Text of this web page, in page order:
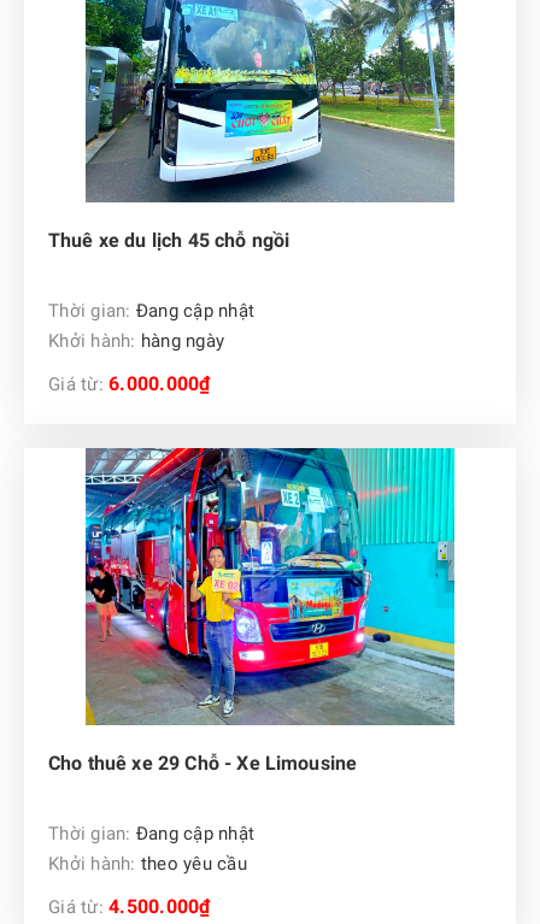
Thuê xe du lịch 45 chỗ ngồi
Thời gian: Đang cập nhật
Khởi hành: hàng ngày
Giá từ: 6.000.000₫
Cho thuê xe 29 Chỗ - Xe Limousine
Thời gian: Đang cập nhật
Khởi hành: theo yêu cầu
Giá từ: 4.500.000₫